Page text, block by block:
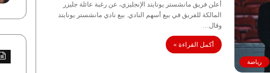
رياضة
أعلن فريق مانشستر يونايتد الإنجليزي، عن رغبة عائلة جليزر
المالكة للفريق في بيع أسهم النادي. بيع نادي مانشستر يونايتد
وقال…
أكمل القراءة »